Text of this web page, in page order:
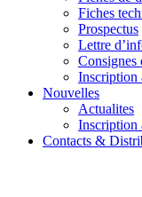
Fiches
Prospectus
Lettre
Consignes
Inscription
Nouvelles
Actualites
Inscription
Contacts &